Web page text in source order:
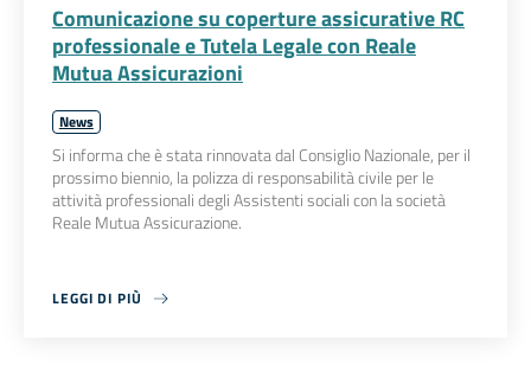
Comunicazione su coperture assicurative RC
professionale e Tutela Legale con Reale
Mutua Assicurazioni
News
Si informa che è stata rinnovata dal Consiglio Nazionale, per il
prossimo biennio, la polizza di responsabilità civile per le
attività professionali degli Assistenti sociali con la società
Reale Mutua Assicurazione.
LEGGI DI PIÙ